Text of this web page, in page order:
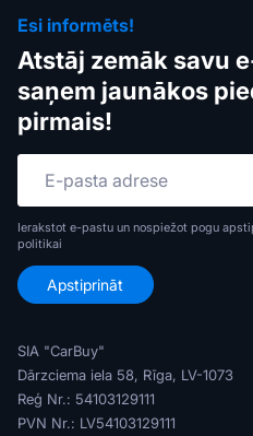
Esi informēts!
Atstāj zemāk savu
saņem jaunākos
pirmais!
Ierakstot e-pastu un nospiežot pogu
politikai
SIA "CarBuy"
Dārzciema iela 58, Rīga, LV-1073
Reģ Nr.: 54103129111
PVN Nr.: LV54103129111